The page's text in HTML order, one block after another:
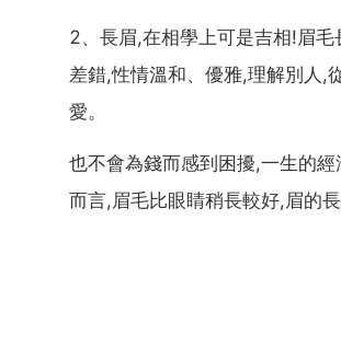
2、長眉,在相學上可是吉相!眉
差錯,性情溫和、優雅,理解別人,
愛。
也不會為錢而感到困擾,一生的
而言,眉毛比眼睛稍長較好,眉的